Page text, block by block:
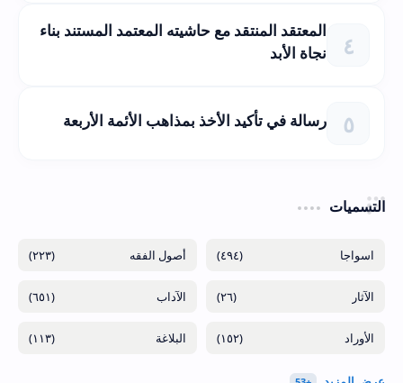
المعتقد المنتقد مع حاشيته المعتمد المستند بناء
نجاة الأبد
رسالة في تأكيد الأخذ بمذاهب الأئمة الأربعة
التسميات
(٤٩٤) (٢٢٣)
(٢٦) (٦٥١)
(١٥٢) (١١٣)